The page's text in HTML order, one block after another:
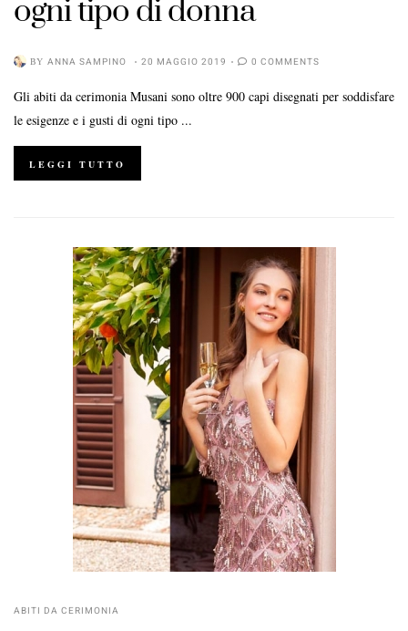
ogni tipo di donna
BY ANNA SAMPINO 20 MAGGIO 2019 0 COMMENTS
Gli abiti da cerimonia Musani sono oltre 900 capi disegnati per soddisfare
le esigenze e i gusti di ogni tipo ...
LEGGI TUTTO
ABITI DA CERIMONIA